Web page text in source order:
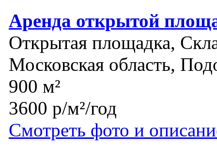
Аренда открытой
Открытая площадка,
Московская область,
900 м²
3600 р/м²/год
Смотреть фото и